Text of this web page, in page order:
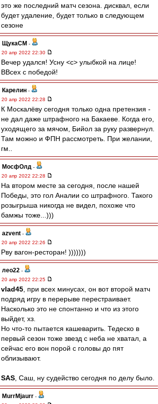
это же последний матч сезона. дисквал, если
будет удаление, будет только в следующем
сезоне
ЩукаСМ -
20 апр 2022 22:30
Вечер удался! Усну <c> улыбкой на лице!
ВВсех с победой!
Карелин -
20 апр 2022 22:28
К Москалёву сегодня только одна претензия -
не дал даже штрафного на Бакаеве. Когда его,
уходящего за мячом, Бийол за руку развернул.
Там можно и ФПН рассмотреть. При желании,
гм..
МосфОлд -
20 апр 2022 22:28
На втором месте за сегодня, после нашей
Победы, это гол Аналии со штрафного. Такого
розыгрыша никогда не видел, похоже что
бамжы тоже...)))
azvent -
20 апр 2022 22:26
Рву вагон-ресторан! )))))))
лео22 -
20 апр 2022 22:25
vlad45 , при всех минусах, он вот второй матч
подряд игру в перерыве перестраивает.
Насколько это не спонтанно и что из этого
выйдет, хз.
Но что-то пытается кашеварить. Тедеско в
первый сезон тоже звезд с неба не хватал, а
сейчас его вон порой с головы до пят
облизывают.
SAS , Саш, ну судейство сегодня по делу было.
MurrMjaurr -